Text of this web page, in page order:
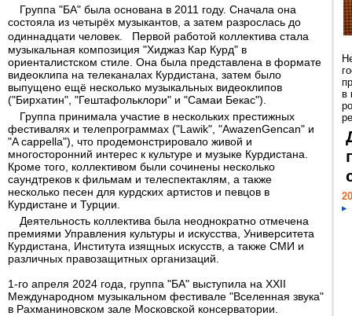
Группа "БA" была основана в 2011 году. Сначала она
состояла из четырёх музыкантов, а затем разрослась до
одиннадцати человек. Первой работой коллектива стала
музыкальная композиция "Хиджаз Кар Курд" в
ориенталистском стиле. Она была представлена в формате
видеоклипа на телеканалах Курдистана, затем было
выпущено ещё несколько музыкальных видеоклипов
("Бирхатин", "Гештафольклори" и "Самаи Бекас").
Группа принимала участие в нескольких престижных
фестивалях и телепрограммах ("Lawik", "AwazenGencan" и
"A cappella"), что продемонстрировало живой и
многосторонний интерес к культуре и музыке Курдистана.
Кроме того, коллективом были сочинены несколько
саундтреков к фильмам и телеспектаклям, а также
несколько песен для курдских артистов и певцов в
Курдистане и Турции.
Деятельность коллектива была неоднократно отмечена
премиями Управления культуры и искусства, Университета
Курдистана, Института изящных искусств, а также СМИ и
различных правозащитных организаций.
1-го апреля 2024 года, группа "БA" выступила на XXII
Международном музыкальном фестивале "Вселенная звука"
в Рахманиновском зале Московской консерватории.
в